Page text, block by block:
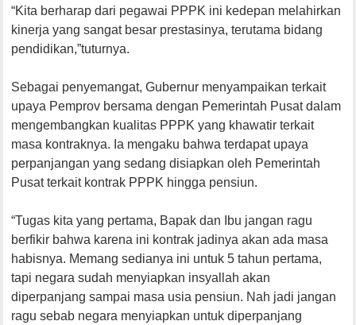
“Kita berharap dari pegawai PPPK ini kedepan melahirkan
kinerja yang sangat besar prestasinya, terutama bidang
pendidikan,”tuturnya.
Sebagai penyemangat, Gubernur menyampaikan terkait
upaya Pemprov bersama dengan Pemerintah Pusat dalam
mengembangkan kualitas PPPK yang khawatir terkait
masa kontraknya. Ia mengaku bahwa terdapat upaya
perpanjangan yang sedang disiapkan oleh Pemerintah
Pusat terkait kontrak PPPK hingga pensiun.
“Tugas kita yang pertama, Bapak dan Ibu jangan ragu
berfikir bahwa karena ini kontrak jadinya akan ada masa
habisnya. Memang sedianya ini untuk 5 tahun pertama,
tapi negara sudah menyiapkan insyallah akan
diperpanjang sampai masa usia pensiun. Nah jadi jangan
ragu sebab negara menyiapkan untuk diperpanjang